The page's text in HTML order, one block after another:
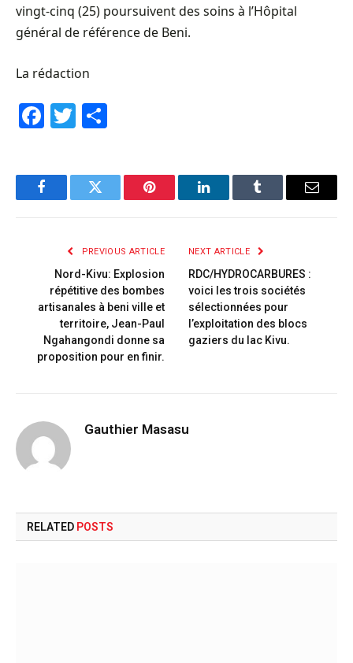
vingt-cinq (25) poursuivent des soins à l’Hôpital
général de référence de Beni.
La rédaction
Facebook
Twitter
FacebookTwitter Pinterest LinkedInTumblr Email
PREVIOUS ARTICLE
Nord-Kivu: Explosion
répétitive des bombes
artisanales à beni ville et
territoire, Jean-Paul
Ngahangondi donne sa
proposition pour en finir.
NEXT ARTICLE
RDC/HYDROCARBURES :
voici les trois sociétés
sélectionnées pour
l’exploitation des blocs
gaziers du lac Kivu.
Gauthier Masasu
RELATED POSTS